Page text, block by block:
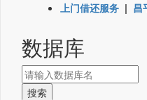
上门借还服务 | 昌
数据库